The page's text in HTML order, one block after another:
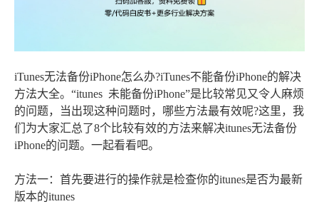
iTunes无法备份iPhone怎么办?iTunes不能备份iPhone的解决
方法大全。“itunes 未能备份iPhone”是比较常见又令人麻烦
的问题，当出现这种问题时，哪些方法最有效呢?这里，我
们为大家汇总了8个比较有效的方法来解决itunes无法备份
iPhone的问题。一起看看吧。
方法一：首先要进行的操作就是检查你的itunes是否为最新
版本的itunes